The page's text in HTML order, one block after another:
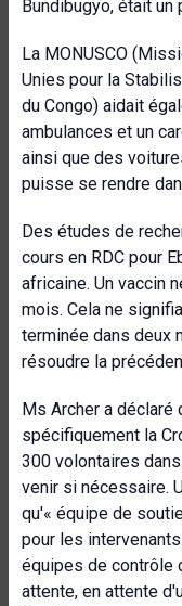
Bundibugyo, était un
La MONUSCO
Unies pour la
du Congo) aidait
ambulances et un
ainsi que des
puisse se rendre
Des études de
cours en RDC pour
africaine. Un vaccin
mois. Cela ne
terminée dans deux
résoudre la
Ms Archer a déclaré
spécifiquement la
300 volontaires
venir si nécessaire.
qu'« équipe de
pour les
équipes de contrôle
attente, en attente